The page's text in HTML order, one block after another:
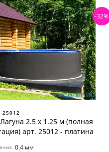
-32%
25012
2.5 х 1.25 м (полная
арт. 25012 - платина
0.4 мм